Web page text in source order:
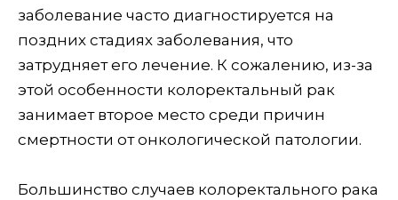
заболевание часто диагностируется на
поздних стадиях заболевания, что
затрудняет его лечение. К сожалению, из-за
этой особенности колоректальный рак
занимает второе место среди причин
смертности от онкологической патологии.
Большинство случаев колоректального рака